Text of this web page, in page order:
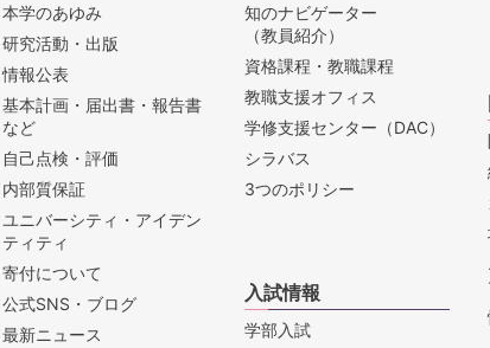
本学のあゆみ
研究活動・出版
情報公表
基本計画・届出書・報告書
など
自己点検・評価
内部質保証
ユニバーシティ・アイデン
ティティ
寄付について
公式SNS・ブログ
最新ニュース
知のナビゲーター
（教員紹介）
資格課程・教職課程
教職支援オフィス
学修支援センター（DAC）
シラバス
3つのポリシー
入試情報
学部入試